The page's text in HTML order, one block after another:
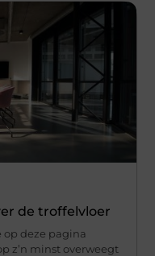
de troffelvloer
op deze pagina
z’n minst overweegt